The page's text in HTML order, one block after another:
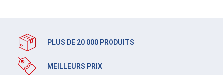
PLUS DE 20 000 PRODUITS
MEILLEURS PRIX